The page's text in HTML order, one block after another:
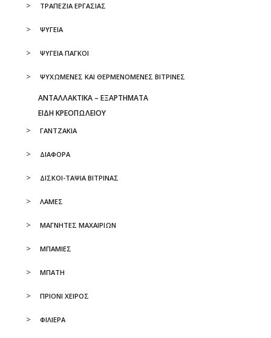
ΤΡΑΠΕΖΙΑ ΕΡΓΑΣΙΑΣ
ΨΥΓΕΙΑ
ΨΥΓΕΙΑ ΠΑΓΚΟΙ
ΨΥΧΩΜΕΝΕΣ ΚΑΙ ΘΕΡΜΕΝΟΜΕΝΕΣ ΒΙΤΡΙΝΕΣ
ΑΝΤΑΛΛΑΚΤΙΚΆ – ΕΞΑΡΤΉΜΑΤΑ
ΕΙΔΗ ΚΡΕΟΠΩΛΕΙΟΥ
ΓΑΝΤΖΑΚΙΑ
ΔΙΑΦΟΡΑ
ΔΙΣΚΟΙ-ΤΑΨΙΑ ΒΙΤΡΙΝΑΣ
ΛΑΜΕΣ
ΜΑΓΝΗΤΕΣ ΜΑΧΑΙΡΙΩΝ
ΜΠΑΜΙΕΣ
ΜΠΑΤΗ
ΠΡΙΟΝΙ ΧΕΙΡΟΣ
ΦΙΛΙΕΡΑ